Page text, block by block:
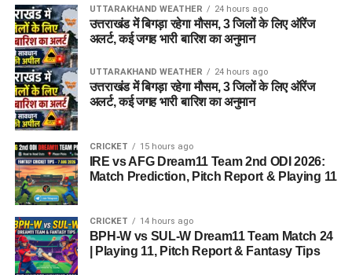
UTTARAKHAND WEATHER 24 hours ago
उत्तराखंड में बिगड़ा रहेगा मौसम, 3 जिलों के लिए ऑरेंज
अलर्ट, कई जगह भारी बारिश का अनुमान
UTTARAKHAND WEATHER 24 hours ago
उत्तराखंड में बिगड़ा रहेगा मौसम, 3 जिलों के लिए ऑरेंज
अलर्ट, कई जगह भारी बारिश का अनुमान
CRICKET 15 hours ago
IRE vs AFG Dream11 Team 2nd ODI 2026:
Match Prediction, Pitch Report & Playing 11
CRICKET 14 hours ago
BPH-W vs SUL-W Dream11 Team Match 24
| Playing 11, Pitch Report & Fantasy Tips